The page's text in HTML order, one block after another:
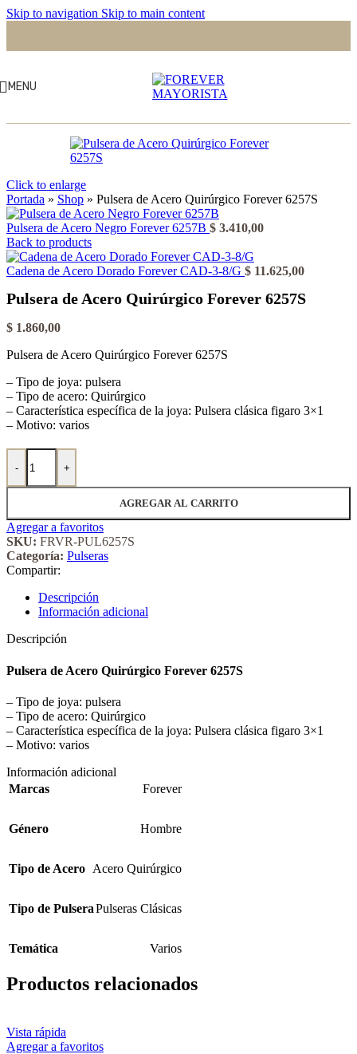
Skip to navigation Skip to main content
MENU
Click to enlarge
Portada » Shop » Pulsera de Acero Quirúrgico Forever 6257S
Pulsera de Acero Negro Forever 6257B $ 3.410,00
Back to products
Cadena de Acero Dorado Forever CAD-3-8/G $ 11.625,00
Pulsera de Acero Quirúrgico Forever 6257S
$ 1.860,00
Pulsera de Acero Quirúrgico Forever 6257S
– Tipo de joya: pulsera
– Tipo de acero: Quirúrgico
– Característica específica de la joya: Pulsera clásica figaro 3×1
– Motivo: varios
-
Pulsera de Acero Quirúrgico Forever 6257S cantidad
+
AGREGAR AL CARRITO
Agregar a favoritos
SKU: FRVR-PUL6257S
Categoría: Pulseras
Compartir:
Descripción
Información adicional
Descripción
Pulsera de Acero Quirúrgico Forever 6257S
– Tipo de joya: pulsera
– Tipo de acero: Quirúrgico
– Característica específica de la joya: Pulsera clásica figaro 3×1
– Motivo: varios
Información adicional
Marcas
Forever
Género Hombre
Tipo de Acero Acero Quirúrgico
Tipo de PulseraPulseras Clásicas
Temática Varios
Productos relacionados
Vista rápida
Agregar a favoritos